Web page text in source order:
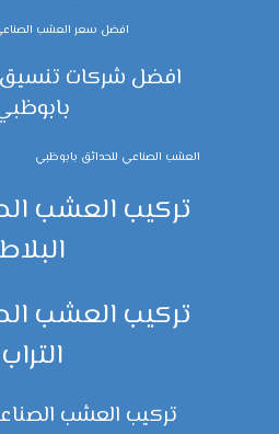
افضل سعر العشب
افضل شركات تنسيق
العشب الصناعي للحدائق بابوظبي
تركيب العشب
البلاط
تركيب العشب
التراب
تركيب العشب